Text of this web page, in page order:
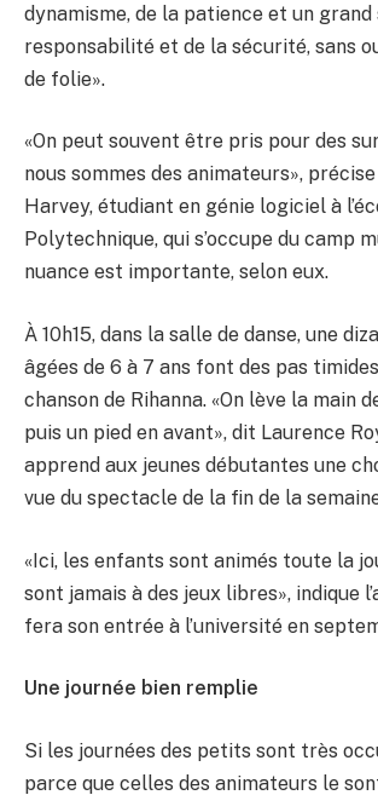
dynamisme, de la patience et un grand
responsabilité et de la sécurité, sans
de folie».
«On peut souvent être pris pour des
nous sommes des animateurs»,
Harvey, étudiant en génie logiciel à
Polytechnique, qui s’occupe du camp
nuance est importante, selon eux.
À 10h15, dans la salle de danse, une
âgées de 6 à 7 ans font des pas
chanson de Rihanna. «On lève la main
puis un pied en avant», dit Laurence
apprend aux jeunes débutantes une
vue du spectacle de la fin de la
«Ici, les enfants sont animés toute la
sont jamais à des jeux libres», indique
fera son entrée à l’université en
Une journée bien remplie
Si les journées des petits sont très
parce que celles des animateurs le